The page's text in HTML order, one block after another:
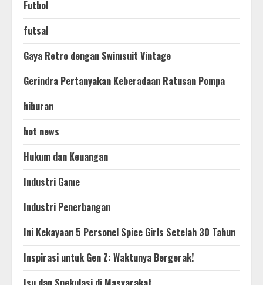
Futbol
futsal
Gaya Retro dengan Swimsuit Vintage
Gerindra Pertanyakan Keberadaan Ratusan Pompa
hiburan
hot news
Hukum dan Keuangan
Industri Game
Industri Penerbangan
Ini Kekayaan 5 Personel Spice Girls Setelah 30 Tahun
Inspirasi untuk Gen Z: Waktunya Bergerak!